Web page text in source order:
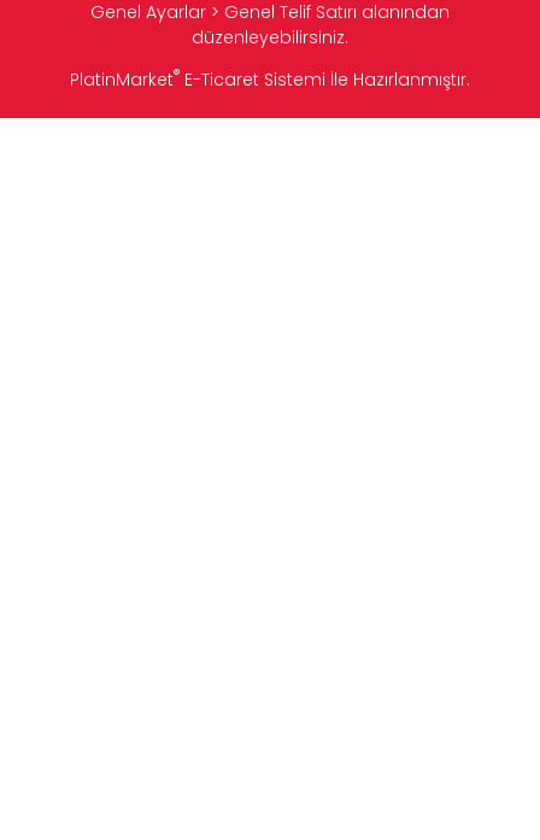
Genel Ayarlar > Genel Telif Satırı alanından
düzenleyebilirsiniz.
PlatinMarket® E-Ticaret Sistemi İle Hazırlanmıştır.